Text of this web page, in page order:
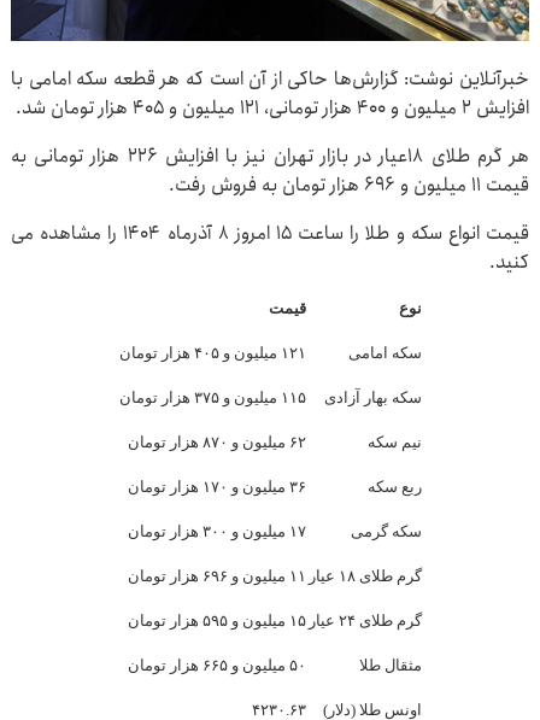
خبرآنلاین نوشت: گزارش‌ها حاکی از آن است که هر قطعه سکه امامی با
افزایش ۲ میلیون و ۴۰۰ هزار تومانی، ۱۲۱ میلیون و ۴۰۵ هزار تومان شد.
هر گرم طلای ۱۸عیار در بازار تهران نیز با افزایش ۲۲۶ هزار تومانی به
قیمت ۱۱ میلیون و ۶۹۶ هزار تومان به فروش رفت.
قیمت انواع سکه و طلا را ساعت ۱۵ امروز ۸ آذرماه ۱۴۰۴ را مشاهده می
کنید.
نوع قیمت
سکه امامی ۱۲۱ میلیون و ۴۰۵ هزار تومان
سکه بهار آزادی ۱۱۵ میلیون و ۳۷۵ هزار تومان
نیم سکه ۶۲ میلیون و ۸۷۰ هزار تومان
ربع سکه ۳۶ میلیون و ۱۷۰ هزار تومان
سکه گرمی ۱۷ میلیون و ۳۰۰ هزار تومان
گرم طلای ۱۸ عیار ۱۱ میلیون و ۶۹۶ هزار تومان
گرم طلای ۲۴ عیار ۱۵ میلیون و ۵۹۵ هزار تومان
مثقال طلا ۵۰ میلیون و ۶۶۵ هزار تومان
اونس طلا (دلار) ۴۲۳۰.۶۳